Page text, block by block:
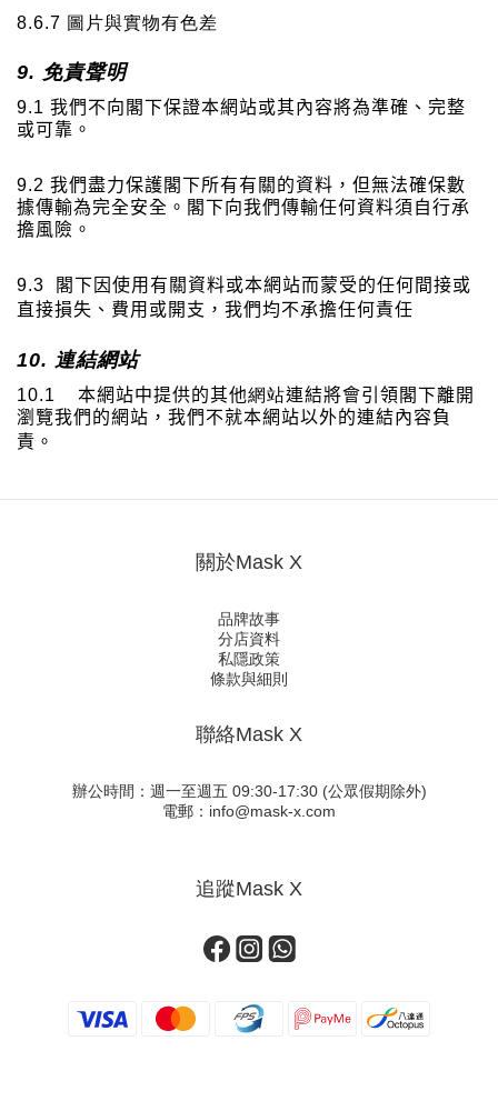
8.6.7 圖片與實物有色差
9. 免責聲明
9.1 我們不向閣下保證本網站或其內容將為準確、完整
或可靠。
9.2 我們盡力保護閣下所有有關的資料，但無法確保數
據傳輸為完全安全。閣下向我們傳輸任何資料須自行承
擔風險。
9.3
閣下因使用有關資料或本網站而蒙受的任何間接或
直接損失、費用或開支，我們均不承擔任何責任
10. 連結網站
10.1 本網站中提供的其他網站連結將會引領閣下離開
瀏覽我們的網站，我們不就本網站以外的連結內容負
責。
關於Mask X
品牌故事
分店資料
私隱政策
條款與細則
聯絡Mask X
辦公時間：週一至週五 09:30-17:30 (公眾假期除外)
電郵：info@mask-x.com
追蹤Mask X